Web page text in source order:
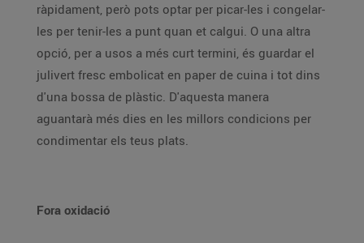
ràpidament, però pots optar per picar-les i congelar-
les per tenir-les a punt quan et calgui. O una altra
opció, per a usos a més curt termini, és guardar el
julivert fresc embolicat en paper de cuina i tot dins
d'una bossa de plàstic. D'aquesta manera
aguantarà més dies en les millors condicions per
condimentar els teus plats.
Fora oxidació